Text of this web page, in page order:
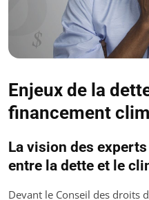
Enjeux de la
financement
La vision des
entre la dette et le
Devant le Conseil des droits